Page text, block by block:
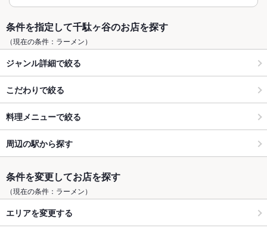
条件を指定して千駄ヶ谷のお店を探す
（現在の条件：ラーメン）
ジャンル詳細で絞る
こだわりで絞る
料理メニューで絞る
周辺の駅から探す
条件を変更してお店を探す
（現在の条件：ラーメン）
エリアを変更する